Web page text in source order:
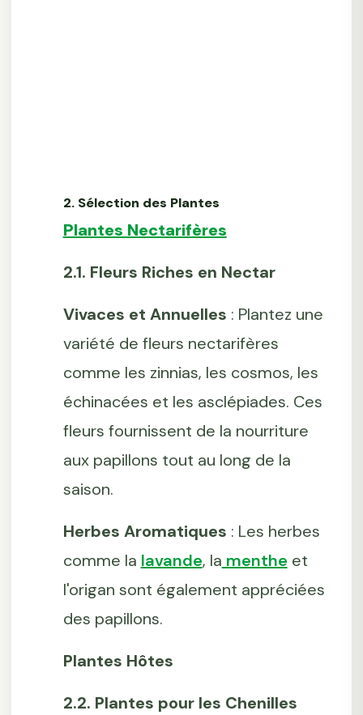
2. Sélection des Plantes
Plantes Nectarifères
2.1. Fleurs Riches en Nectar
Vivaces et Annuelles : Plantez une
variété de fleurs nectarifères
comme les zinnias, les cosmos, les
échinacées et les asclépiades. Ces
fleurs fournissent de la nourriture
aux papillons tout au long de la
saison.
Herbes Aromatiques : Les herbes
comme la lavande, la menthe et
l'origan sont également appréciées
des papillons.
Plantes Hôtes
2.2. Plantes pour les Chenilles